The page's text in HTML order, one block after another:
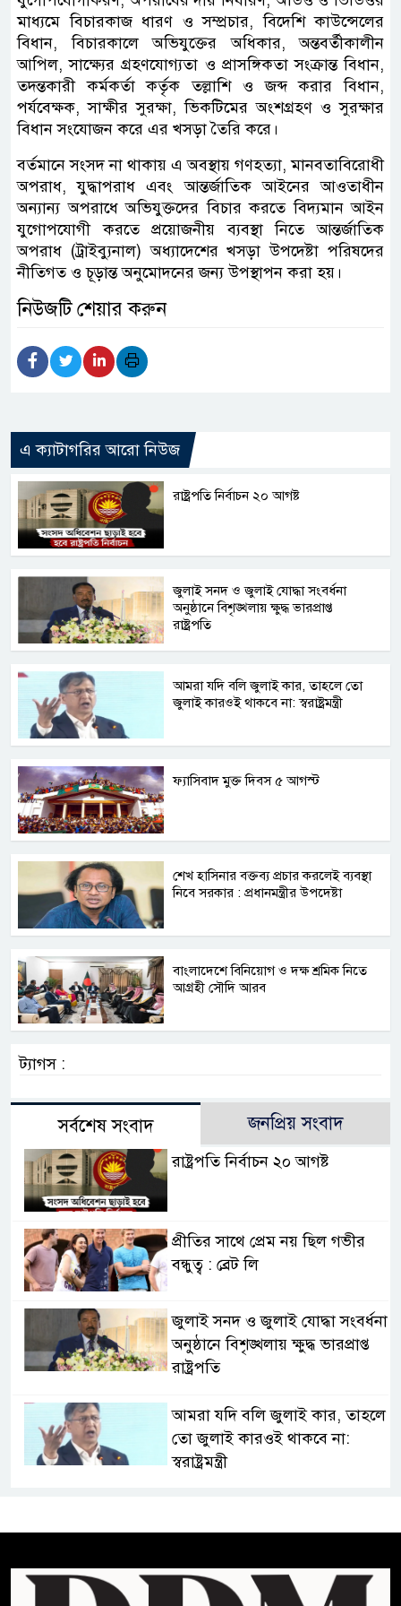
মাধ্যমে বিচারকাজ ধারণ ও সম্প্রচার, বিদেশি কাউন্সেলের
বিধান, বিচারকালে অভিযুক্তের অধিকার, অন্তবর্তীকালীন
আপিল, সাক্ষ্যের গ্রহণযোগ্যতা ও প্রাসঙ্গিকতা সংক্রান্ত বিধান,
তদন্তকারী কর্মকর্তা কর্তৃক তল্লাশি ও জব্দ করার বিধান,
পর্যবেক্ষক, সাক্ষীর সুরক্ষা, ভিকটিমের অংশগ্রহণ ও সুরক্ষার
বিধান সংযোজন করে এর খসড়া তৈরি করে।
বর্তমানে সংসদ না থাকায় এ অবস্থায় গণহত্যা, মানবতাবিরোধী
অপরাধ, যুদ্ধাপরাধ এবং আন্তর্জাতিক আইনের আওতাধীন
অন্যান্য অপরাধে অভিযুক্তদের বিচার করতে বিদ্যমান আইন
যুগোপযোগী করতে প্রয়োজনীয় ব্যবস্থা নিতে আন্তর্জাতিক
অপরাধ (ট্রাইব্যুনাল) অধ্যাদেশের খসড়া উপদেষ্টা পরিষদের
নীতিগত ও চূড়ান্ত অনুমোদনের জন্য উপস্থাপন করা হয়।
নিউজটি শেয়ার করুন
এ ক্যাটাগরির আরো নিউজ
রাষ্ট্রপতি নির্বাচন ২০ আগষ্ট
জুলাই সনদ ও জুলাই যোদ্ধা সংবর্ধনা
অনুষ্ঠানে বিশৃঙ্খলায় ক্ষুদ্ধ ভারপ্রাপ্ত
রাষ্ট্রপতি
আমরা যদি বলি জুলাই কার, তাহলে তো
জুলাই কারওই থাকবে না: স্বরাষ্ট্রমন্ত্রী
ফ্যাসিবাদ মুক্ত দিবস ৫ আগস্ট
শেখ হাসিনার বক্তব্য প্রচার করলেই ব্যবস্থা
নিবে সরকার : প্রধানমন্ত্রীর উপদেষ্টা
বাংলাদেশে বিনিয়োগ ও দক্ষ শ্রমিক নিতে
আগ্রহী সৌদি আরব
ট্যাগস :
সর্বশেষ সংবাদ জনপ্রিয় সংবাদ
রাষ্ট্রপতি নির্বাচন ২০ আগষ্ট
প্রীতির সাথে প্রেম নয় ছিল গভীর
বন্ধুত্ব : ব্রেট লি
জুলাই সনদ ও জুলাই যোদ্ধা সংবর্ধনা
অনুষ্ঠানে বিশৃঙ্খলায় ক্ষুদ্ধ ভারপ্রাপ্ত
রাষ্ট্রপতি
আমরা যদি বলি জুলাই কার, তাহলে
তো জুলাই কারওই থাকবে না:
স্বরাষ্ট্রমন্ত্রী
শেখ হাসিনার বক্তব্য প্রচার করলেই